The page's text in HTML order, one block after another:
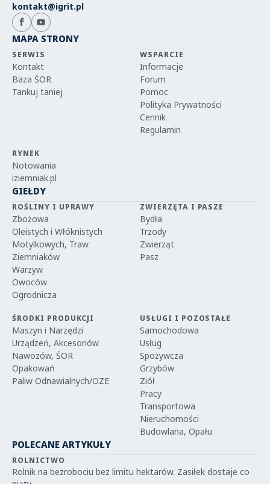
kontakt@igrit.pl
MAPA STRONY
SERWIS
Kontakt
Baza ŚOR
Tankuj taniej
WSPARCIE
Informacje
Forum
Pomoc
Polityka Prywatności
Cennik
Regulamin
RYNEK
Notowania
iziemniak.pl
GIEŁDY
ROŚLINY I UPRAWY
Zbożowa
Oleistych i Włóknistych
Motylkowych, Traw
Ziemniaków
Warzyw
Owoców
Ogrodnicza
ZWIERZĘTA I PASZE
Bydła
Trzody
Zwierząt
Pasz
ŚRODKI PRODUKCJI
Maszyn i Narzędzi
Urządzeń, Akcesoriów
Nawozów, ŚOR
Opakowań
Paliw Odnawialnych/OZE
USŁUGI I POZOSTAŁE
Samochodowa
Usług
Spożywcza
Grzybów
Ziół
Pracy
Transportowa
Nieruchomości
Budowlana, Opału
POLECANE ARTYKUŁY
ROLNICTWO
Rolnik na bezrobociu bez limitu hektarów. Zasiłek dostaje co